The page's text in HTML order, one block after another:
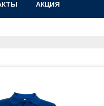
АКЦИЯ